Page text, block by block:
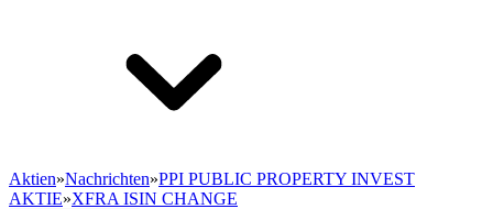
Aktien»Nachrichten»PPI PUBLIC PROPERTY INVEST
AKTIE»XFRA ISIN CHANGE